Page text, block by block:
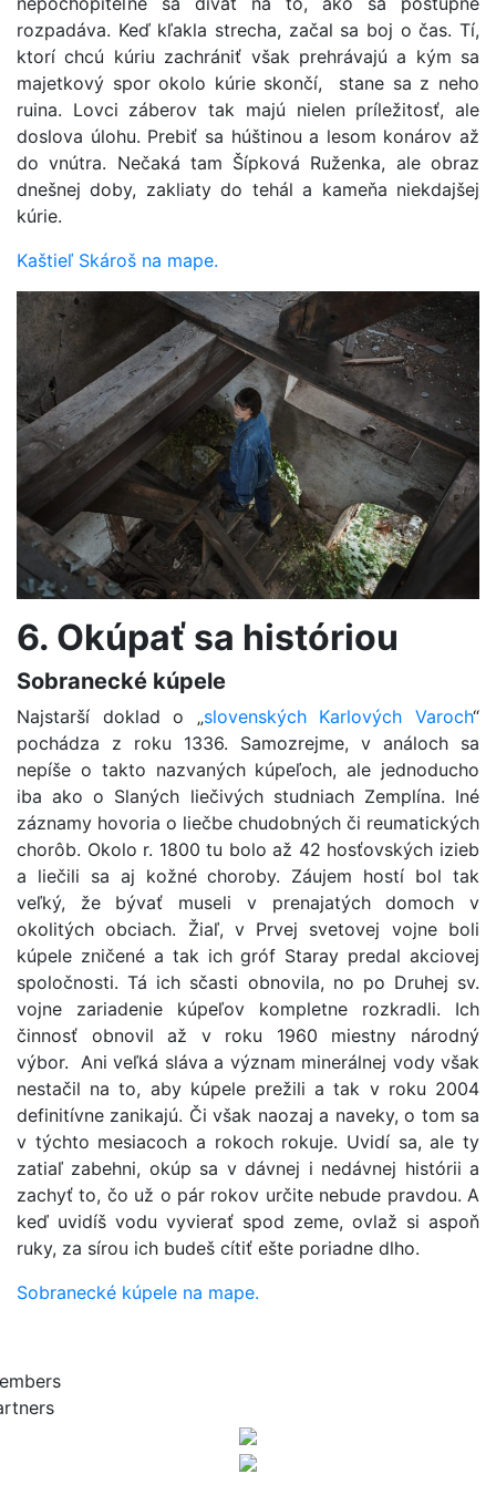
rozpadáva. Keď kľakla strecha, začal sa boj o čas. Tí,
ktorí chcú kúriu zachrániť však prehrávajú a kým sa
majetkový spor okolo kúrie skončí, stane sa z neho
ruina. Lovci záberov tak majú nielen príležitosť, ale
doslova úlohu. Prebiť sa húštinou a lesom konárov až
do vnútra. Nečaká tam Šípková Ruženka, ale obraz
dnešnej doby, zakliaty do tehál a kameňa niekdajšej
kúrie.
Kaštieľ Skároš na mape.
6. Okúpať sa históriou
Sobranecké kúpele
Najstarší doklad o „slovenských Karlových Varoch“
pochádza z roku 1336. Samozrejme, v análoch sa
nepíše o takto nazvaných kúpeľoch, ale jednoducho
iba ako o Slaných liečivých studniach Zemplína. Iné
záznamy hovoria o liečbe chudobných či reumatických
chorôb. Okolo r. 1800 tu bolo až 42 hosťovských izieb
a liečili sa aj kožné choroby. Záujem hostí bol tak
veľký, že bývať museli v prenajatých domoch v
okolitých obciach. Žiaľ, v Prvej svetovej vojne boli
kúpele zničené a tak ich gróf Staray predal akciovej
spoločnosti. Tá ich sčasti obnovila, no po Druhej sv.
vojne zariadenie kúpeľov kompletne rozkradli. Ich
činnosť obnovil až v roku 1960 miestny národný
výbor. Ani veľká sláva a význam minerálnej vody však
nestačil na to, aby kúpele prežili a tak v roku 2004
definitívne zanikajú. Či však naozaj a naveky, o tom sa
v týchto mesiacoch a rokoch rokuje. Uvidí sa, ale ty
zatiaľ zabehni, okúp sa v dávnej i nedávnej histórii a
zachyť to, čo už o pár rokov určite nebude pravdou. A
keď uvidíš vodu vyvierať spod zeme, ovlaž si aspoň
ruky, za sírou ich budeš cítiť ešte poriadne dlho.
Sobranecké kúpele na mape.